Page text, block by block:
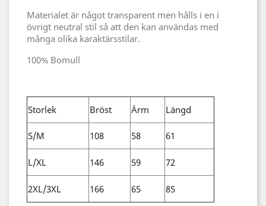
Materialet är något transparent men hålls i en i
övrigt neutral stil så att den kan användas med
många olika karaktärsstilar.
100% Bomull
Storlek Bröst Ärm Längd
S/M 108 58 61
L/XL 146 59 72
2XL/3XL 166 65 85